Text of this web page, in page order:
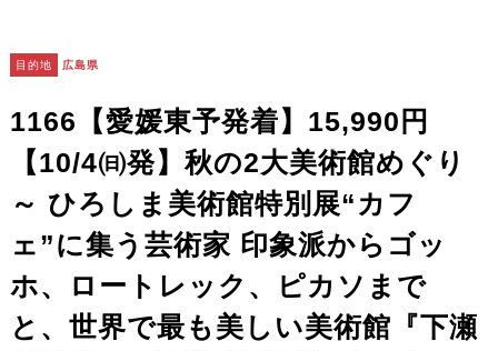
目的地 広島県
1166【愛媛東予発着】15,990円
【10/4㈰発】秋の2大美術館めぐり
～ ひろしま美術館特別展“カフ
ェ”に集う芸術家 印象派からゴッ
ホ、ロートレック、ピカソまで
と、世界で最も美しい美術館『下瀬